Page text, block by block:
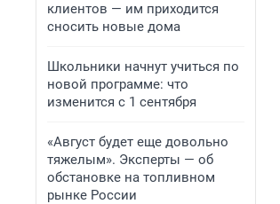
клиентов — им приходится
сносить новые дома
Школьники начнут учиться по
новой программе: что
изменится с 1 сентября
«Август будет еще довольно
тяжелым». Эксперты — об
обстановке на топливном
рынке России